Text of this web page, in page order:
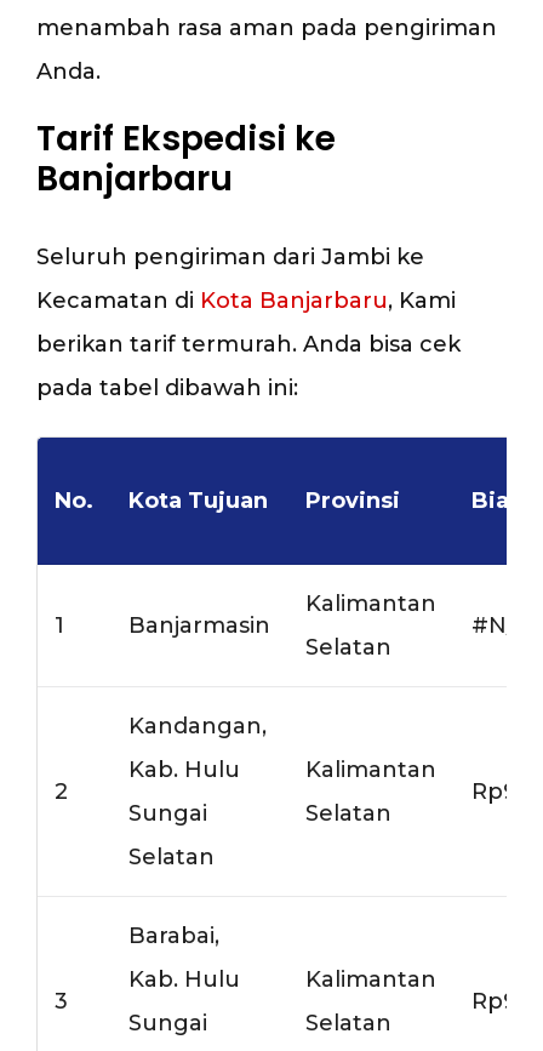
menambah rasa aman pada pengiriman
Anda.
Tarif Ekspedisi ke
Banjarbaru
Seluruh pengiriman dari Jambi ke
Kecamatan di Kota Banjarbaru, Kami
berikan tarif termurah. Anda bisa cek
pada tabel dibawah ini:
No. Kota Tujuan Provinsi
1 Banjarmasin
Kalimantan
Selatan
#N/A
2
Kandangan,
Kab. Hulu
Sungai
Selatan
Kalimantan
Selatan
3
Barabai,
Kab. Hulu
Sungai
Kalimantan
Selatan